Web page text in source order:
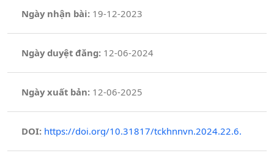
Ngày nhận bài: 19-12-2023
Ngày duyệt đăng:12-06-2024
Ngày xuất bản: 12-06-2025
DOI: https://doi.org/10.31817/tckhnnvn.2024.22.6.